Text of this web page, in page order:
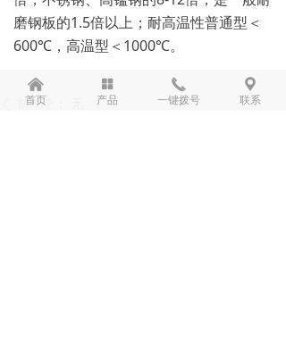
磨钢板的1.5倍以上；耐高温性普通型＜
600℃，高温型＜1000℃。
前一个：
낀
首页
넒
产品
끅
一键拨号
끇
联系